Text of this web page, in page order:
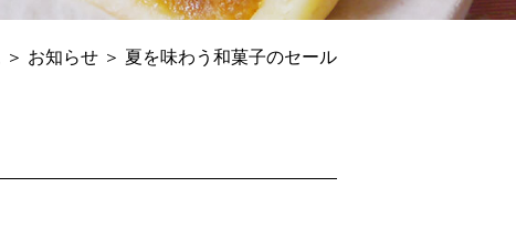
＞ お知らせ ＞ 夏を味わう和菓子のセール